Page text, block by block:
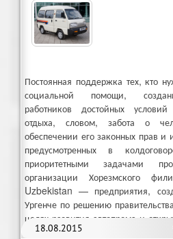
18.08.2015
Постоянная поддержка тех, кто
социальной помощи,
работников достойных
отдыха, словом, забота о
обеспечении его законных прав и
предусмотренных в
приоритетными задачами
организации Хорезмского
Uzbekistan — предприятия,
Ургенче по решению
целях развития автопрома и
рабочих мест в этом регионе.